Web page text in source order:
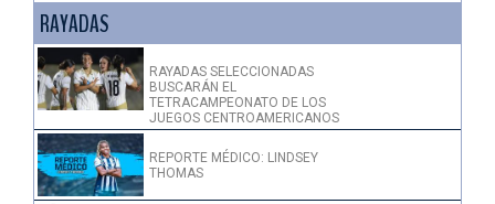
RAYADAS
RAYADAS SELECCIONADAS
BUSCARÁN EL
TETRACAMPEONATO DE LOS
JUEGOS CENTROAMERICANOS
REPORTE MÉDICO: LINDSEY
THOMAS